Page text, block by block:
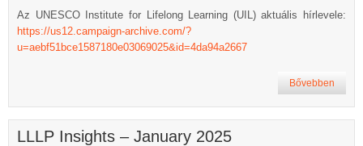
Az UNESCO Institute for Lifelong Learning (UIL) aktuális hírlevele:
https://us12.campaign-archive.com/?
u=aebf51bce1587180e03069025&id=4da94a2667
Bővebben
LLLP Insights – January 2025